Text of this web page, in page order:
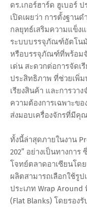
ดร.เกอร์ฮาร์ด ฮูเบอร์
เปิดเผยว่า การตั้งฐาน
กลยุทธ์เสริมความแข็ง
ระบบบรรจุภัณฑ์อัตโนมั
หรือบรรจุภัณฑ์ที่พร้อม
เด่น สะดวกต่อการจัดเ
ประสิทธิภาพ ที่ช่วยเพิ่
เรียงสินค้า และการวา
ความต้องการเฉพาะข
ส่งมอบเครื่องจักรที่มีคุ
ทั้งนี้ล่าสุดภายในงาน
202” อย่างเป็นทางกา
โจทย์ตลาดอาเซียนโด
ผลิตสามารถเลือกใช้รู
ประเภท Wrap
(Flat Blanks) โดยรอ